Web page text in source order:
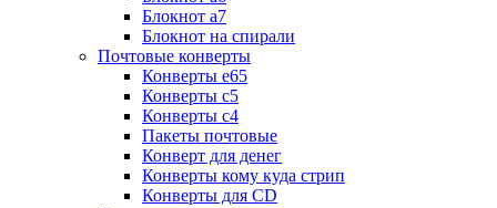
Блокнот а7
Блокнот на спирали
Почтовые конверты
Конверты е65
Конверты с5
Конверты с4
Пакеты почтовые
Конверт для денег
Конверты кому куда стрип
Конверты для CD